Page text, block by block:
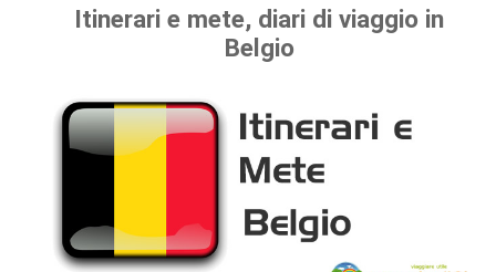
Itinerari e mete, diari di viaggio in
Belgio